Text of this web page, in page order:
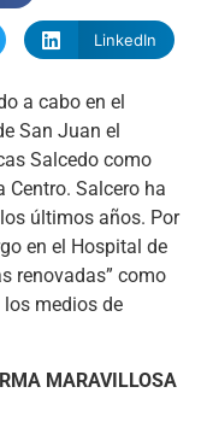
LinkedIn
a cabo en el
San Juan el
Salcedo como
Centro. Salcero ha
últimos años. Por
en el Hospital de
renovadas” como
medios de
MARAVILLOSA